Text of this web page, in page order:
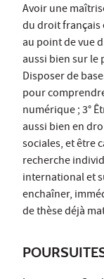
Avoir une
du droit français
au point de vue
aussi bien sur le
Disposer de
pour
numérique ; 3°
aussi bien en
sociales, et être
recherche
international et
enchaîner,
de thèse déjà